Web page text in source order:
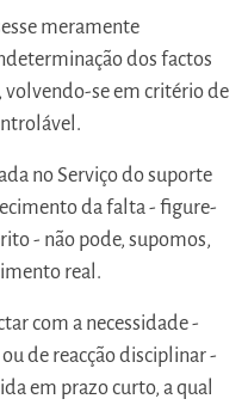
meramente
dos factos
volvendo-se em critério de
no Serviço do suporte
da falta - figure-
- não pode, supomos,
real.
com a necessidade -
de reacção disciplinar -
em prazo curto, a qual